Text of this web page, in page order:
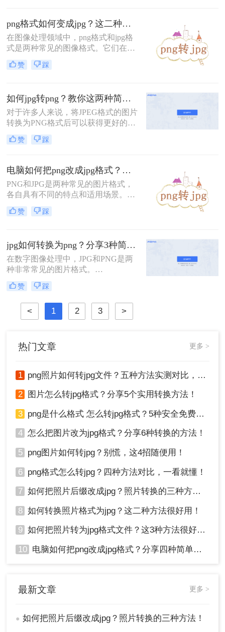
像格式，但它们各自具有不同的特点
和适用场景。PNG以其无损压缩、支
持透明度和广泛的颜色支持而闻名，
而JPG则以其较高的压缩比和广泛的
兼容性在网页和社交媒体上广受欢
迎。
png格式如何变成jpg？这二种方法快速搞定转换!！
在图像处理领域中，png格式和jpg格
式是两种常见的图像格式。它们在不
同的场景中有不同的应用，但有时候
我们可能需要将png格式转换成jpg格
您介绍让他种简单而有效的方法，帮
助您将png格式变成jpg格式。
赞 踩
如何jpg转png？教你这两种简单又实用的方法
对于许多人来说，将JPEG格式的图片
转换为PNG格式后可以获得更好的质
量。PNG格式的图片是无损的，这意
味着你可以在保留原始质量的同时，
中，我们将讨论如何jpg转png。
赞 踩
电脑如何把png改成jpg格式？分享四种简单转换方法！
​PNG和JPG是两种常见的图片格式，
各自具有不同的特点和适用场景。有
时，我们可能需要将PNG图片转换为
JPG格式，以适应不同的使用需求。
改为JPG格式的方法，帮助您轻松完
成格式转换。
赞 踩
jpg如何转换为png？分享3种简单方法~！
在数字图像处理中，JPG和PNG是两
种非常常见的图片格式。
JPG（JPEG）是一种有损压缩格式，
适用于存储和显示摄影图片，而PNG
则是一种无损压缩格式，支持透明
度，常用于网页和图标设计。有时，
您可能需要将JPG图片转换为PNG格
转换为png呢？下面，我们将介绍几
种简单的方法来实现JPG到PNG的转
赞 踩
< 1 2 3 >
热门文章 更多 >
1 png照片如何转jpg文件？五种方法实测对比，附各场景最优选!！
2 图片怎么转jpg格式？分享5个实用转换方法！
3 png是什么格式 怎么转jpg格式？5种安全免费转换方法全解析！
4 怎么把图片改为jpg格式？分享6种转换的方法！
5 png图片如何转jpg？别慌，这4招随便用！
6 png格式怎么转jpg？四种方法对比，一看就懂！
7 如何把照片后缀改成jpg？照片转换的三种方法！
8 如何转换照片格式为jpg？这二种方法很好用！
9 如何把照片转为jpg格式文件？这3种方法很好用!！
10 电脑如何把png改成jpg格式？分享四种简单转换方法！
最新文章 更多 >
● 如何把照片后缀改成jpg？照片转换的三种方法！